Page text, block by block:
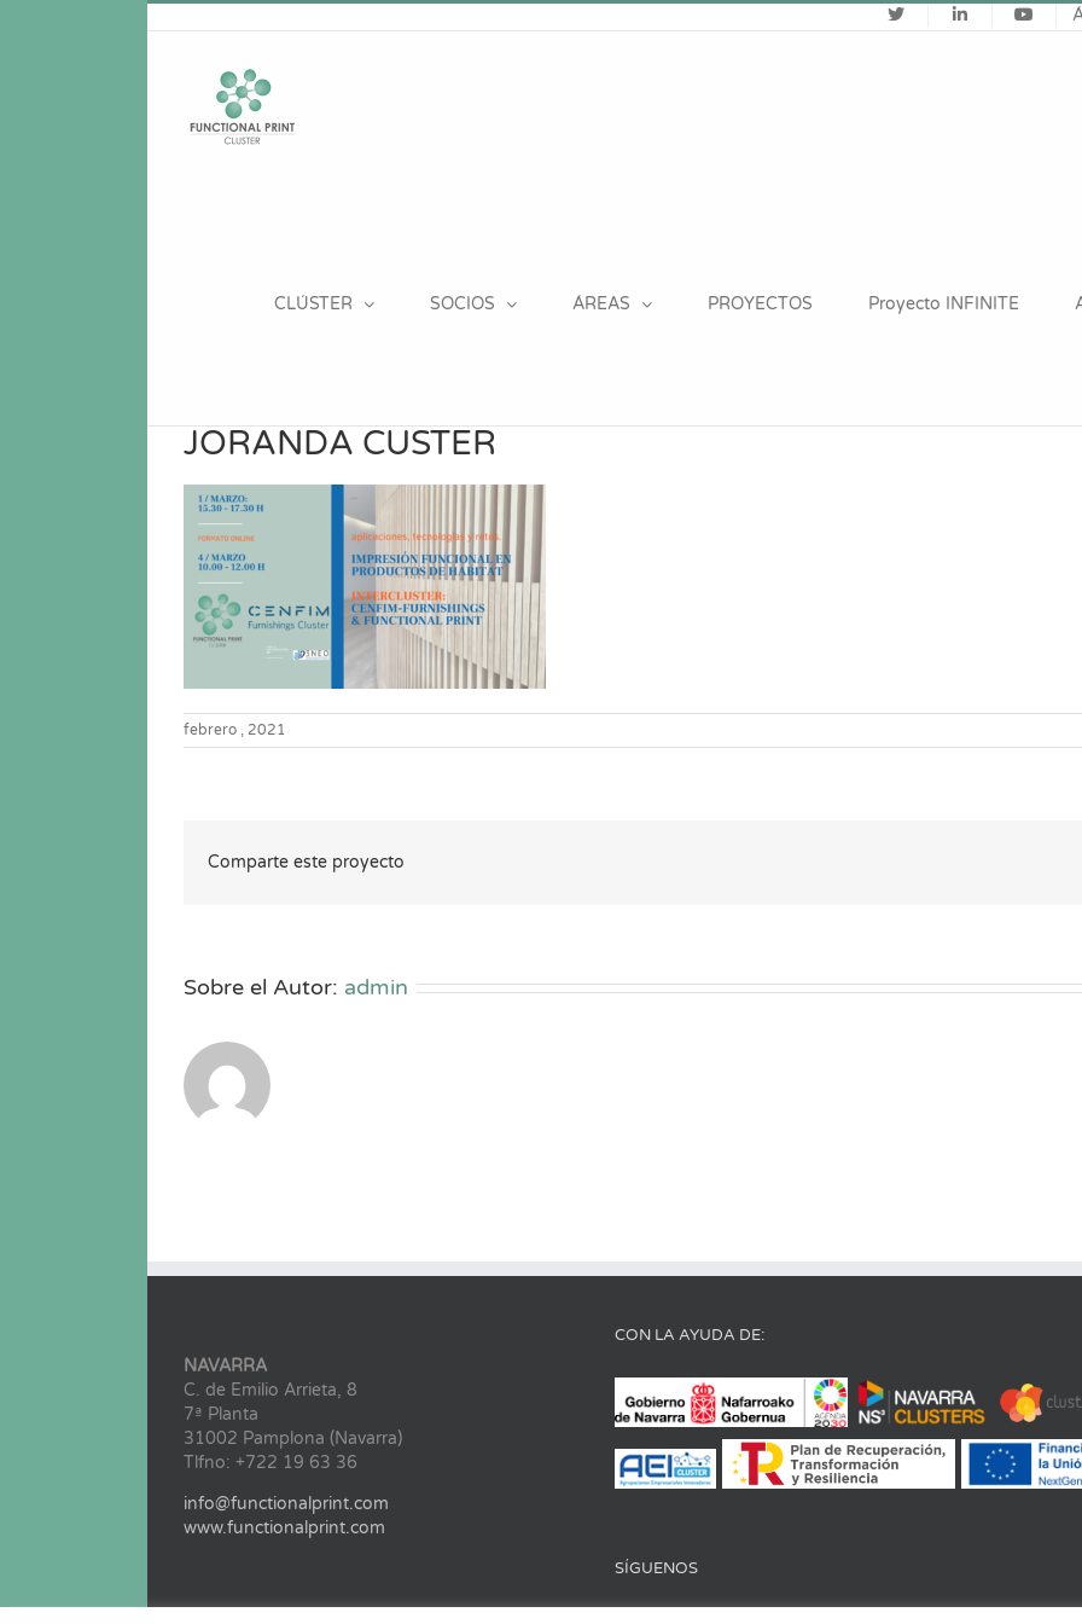
CLÚSTER SOCIOS ÁREAS PROYECTOS Proyecto INFINITE
JORANDA CUSTER
febrero , 2021
Comparte este proyecto
Sobre el Autor: admin
NAVARRA
C. de Emilio Arrieta, 8
7ª Planta
31002 Pamplona (Navarra)
Tlfno: +722 19 63 36
info@functionalprint.com
www.functionalprint.com
CON LA AYUDA DE:
SÍGUENOS